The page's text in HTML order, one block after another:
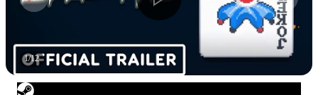
1/12